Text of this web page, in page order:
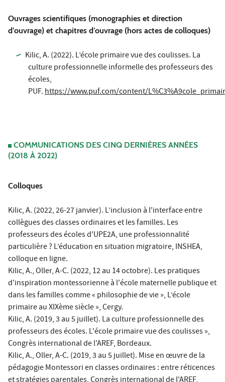
Ouvrages scientifiques (monographies et direction
d’ouvrage) et chapitres d’ouvrage (hors actes de colloques)
Kilic, A. (2022). L’école primaire vue des coulisses. La
culture professionnelle informelle des professeurs des
écoles,
PUF.https://www.puf.com/content/
COMMUNICATIONS DES CINQ DERNIÈRES ANNÉES
(2018 À 2022)
Colloques
Kilic, A. (2022, 26-27 janvier). L’inclusion à l'interface entre
collègues des classes ordinaires et les familles. Les
professeurs des écoles d'UPE2A, une professionnalité
particulière ? L’éducation en situation migratoire, INSHEA,
colloque en ligne.
Kilic, A., Oller, A-C. (2022, 12 au 14 octobre). Les pratiques
d'inspiration montessorienne à l'école maternelle publique et
dans les familles comme « philosophie de vie », L’école
primaire au XIXème siècle », Cergy.
Kilic, A. (2019, 3 au 5 juillet). La culture professionnelle des
professeurs des écoles. L'école primaire vue des coulisses »,
Congrès international de l'AREF, Bordeaux.
Kilic, A., Oller, A-C. (2019, 3 au 5 juillet). Mise en œuvre de la
pédagogie Montessori en classes ordinaires : entre réticences